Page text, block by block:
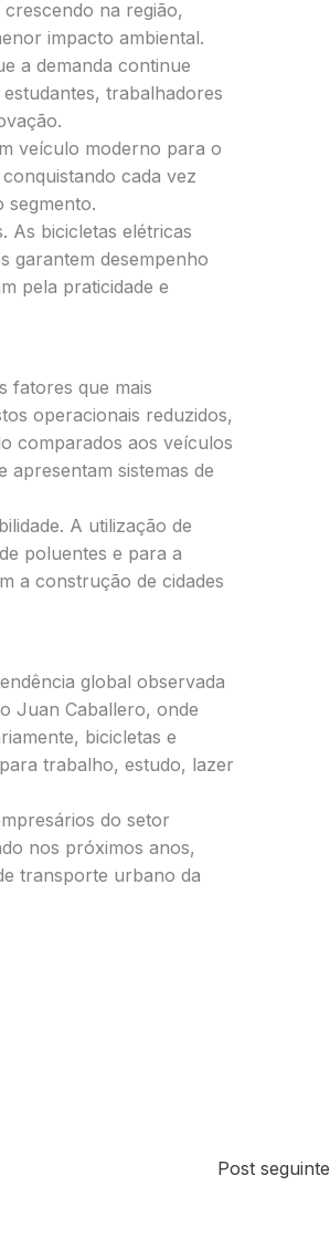
na região,
impacto ambiental.
a demanda continue
trabalhadores
veículo moderno para o
cada vez
segmento.
As bicicletas elétricas
garantem desempenho
pela praticidade e
fatores que mais
operacionais reduzidos,
comparados aos veículos
apresentam sistemas de
A utilização de
poluentes e para a
a construção de cidades
global observada
Juan Caballero, onde
bicicletas e
trabalho, estudo, lazer
do setor
nos próximos anos,
transporte urbano da
Post seguinte